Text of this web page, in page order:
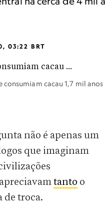
03:22 BRT
cacau 1,7 mil anos
não é apenas um
que imaginam
tanto o
de troca.